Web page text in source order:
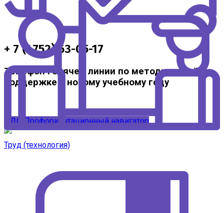
+ 7 (4752) 63-05-17
Телефон горячей линии по методической
поддержке к новому учебному году
ЦДО Профориентационный навигатор
Труд (технология)